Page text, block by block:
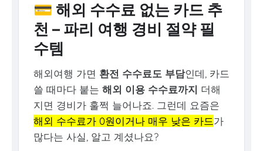
💳 해외 수수료 없는 카드 추
천 – 파리 여행 경비 절약 필
수템
해외여행 가면 환전 수수료도 부담인데, 카드
쓸 때마다 붙는 해외 이용 수수료까지 더해
지면 경비가 훌쩍 늘어나죠. 그런데 요즘은
해외 수수료가 0원이거나 매우 낮은 카드가
많다는 사실, 알고 계셨나요?